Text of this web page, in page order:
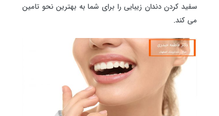
سفید کردن دندان زیبایی را برای شما به بهترین نحو تامین
می کند.